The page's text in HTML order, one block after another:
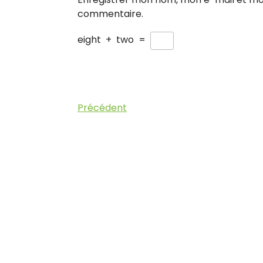
commentaire.
eight + two =
Navigation
Article
Précédent